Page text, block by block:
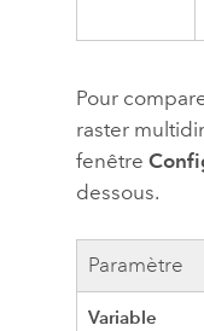
Pour
raster
fenêtre
dessous.
Paramètre
Variable